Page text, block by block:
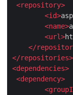
<repository>
<id>
<name>
<url>
</
</repositories>
<dependencies>
<dependency>
<